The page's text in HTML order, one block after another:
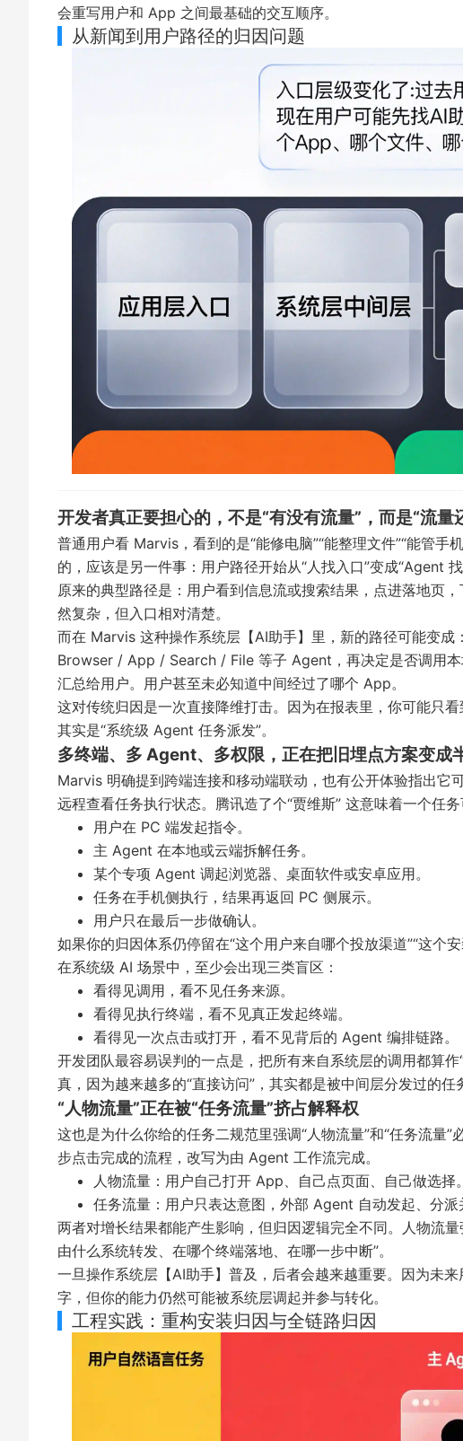
会重写用户和 App 之间最基础的交互顺序。
从新闻到用户路径的归因问题
开发者真正要担心的，不是“有没有流量”，而是“流量
普通用户看 Marvis，看到的是“能修电脑”“能整理文件”“能管
的，应该是另一件事：用户路径开始从“人找入口”变成“Agent 找
原来的典型路径是：用户看到信息流或搜索结果，点进落地页
然复杂，但入口相对清楚。
而在 Marvis 这种操作系统层【AI助手】里，新的路径可能变
Browser / App / Search / File 等子 Agent，再决定是否调用
汇总给用户。用户甚至未必知道中间经过了哪个 App。
这对传统归因是一次直接降维打击。因为在报表里，你可能只
其实是“系统级 Agent 任务派发”。
多终端、多 Agent、多权限，正在把旧埋点方案变成
Marvis 明确提到跨端连接和移动端联动，也有公开体验指出
远程查看任务执行状态。 腾讯造了个“贾维斯” 这意味着一个任
用户在 PC 端发起指令。
主 Agent 在本地或云端拆解任务。
某个专项 Agent 调起浏览器、桌面软件或安卓应用。
任务在手机侧执行，结果再返回 PC 侧展示。
用户只在最后一步做确认。
如果你的归因体系仍停留在“这个用户来自哪个投放渠道”“这个
在系统级 AI 场景中，至少会出现三类盲区：
看得见调用，看不见任务来源。
看得见执行终端，看不见真正发起终端。
看得见一次点击或打开，看不见背后的 Agent 编排链路。
开发团队最容易误判的一点是，把所有来自系统层的调用都算
真，因为越来越多的“直接访问”，其实都是被中间层分发过的任
“人物流量”正在被“任务流量”挤占解释权
这也是为什么你给的任务二规范里强调“人物流量”和“任务流
步点击完成的流程，改写为由 Agent 工作流完成。
人物流量：用户自己打开 App、自己点页面、自己做选择。
任务流量：用户只表达意图，外部 Agent 自动发起、分派
两者对增长结果都能产生影响，但归因逻辑完全不同。人物流
由什么系统转发、在哪个终端落地、在哪一步中断”。
一旦操作系统层【AI助手】普及，后者会越来越重要。因为未
字，但你的能力仍然可能被系统层调起并参与转化。
工程实践：重构安装归因与全链路归因